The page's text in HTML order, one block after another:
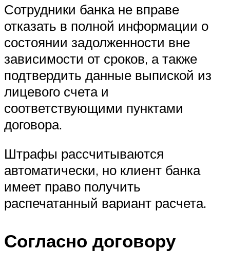
Сотрудники банка не вправе
отказать в полной информации о
состоянии задолженности вне
зависимости от сроков, а также
подтвердить данные выпиской из
лицевого счета и
соответствующими пунктами
договора.
Штрафы рассчитываются
автоматически, но клиент банка
имеет право получить
распечатанный вариант расчета.
Согласно договору